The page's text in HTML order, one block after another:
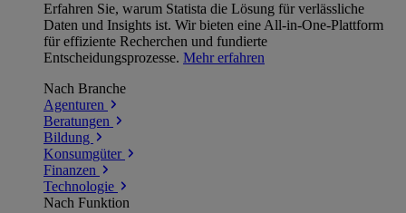
Erfahren Sie, warum Statista die Lösung für verlässliche
Daten und Insights ist. Wir bieten eine All-in-One-Plattform
für effiziente Recherchen und fundierte
Entscheidungsprozesse. Mehr erfahren
Nach Branche
Agenturen
Beratungen
Bildung
Konsumgüter
Finanzen
Technologie
Nach Funktion